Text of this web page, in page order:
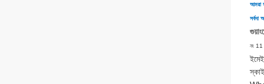
আমরা
সর্বদা
নং 11